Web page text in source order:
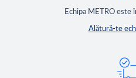
Echipa METRO este
Alătură-te